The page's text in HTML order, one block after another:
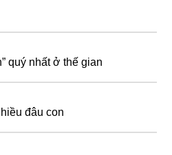
quý nhất ở thế gian
đâu con